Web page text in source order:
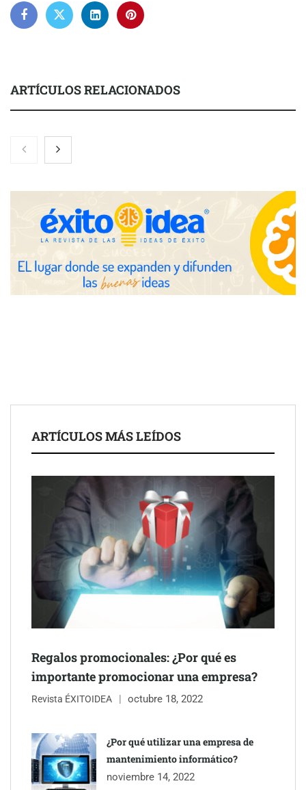
ARTÍCULOS RELACIONADOS
Nicols presenta seis modelos de anillos de compromiso para el
eclipse solar del 12 de agosto
Zoomex mejora su Strategy Center con herramientas
avanzadas para trading estratégico
COMPALISS de LYSOTRIC: cuando un solo producto multiplica
las posibilidades del salón profesional
Schaeffler mejora su rentabilidad en el primer semestre de 2026
NOVA: innovación y diseño que transforman espacios de la
mano de Tormo Franquicias
ARTÍCULOS MÁS LEÍDOS
Regalos promocionales: ¿Por qué es
importante promocionar una empresa?
Revista ÉXITOIDEA octubre 18, 2022
¿Por qué utilizar una empresa de
mantenimiento informático?
noviembre 14, 2022